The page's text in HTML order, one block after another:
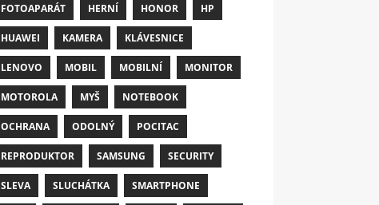
FOTOAPARÁT HERNÍ HONOR HP
HUAWEI KAMERA KLÁVESNICE
LENOVO MOBIL MOBILNÍ MONITOR
MOTOROLA MYŠ NOTEBOOK
OCHRANA ODOLNÝ POCITAC
REPRODUKTOR SAMSUNG SECURITY
SLEVA SLUCHÁTKA SMARTPHONE